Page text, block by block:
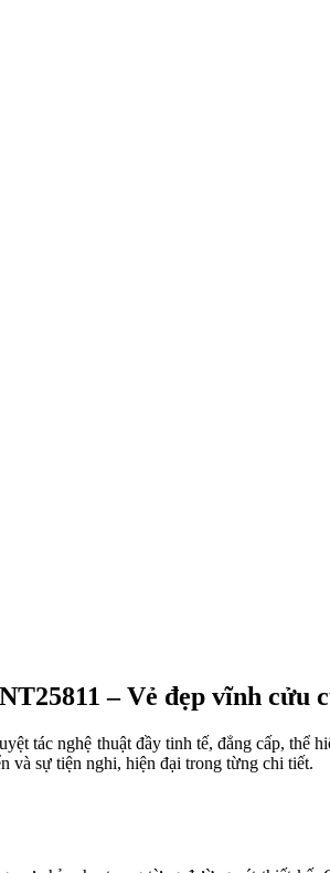
– Vẻ đẹp vĩnh cửu
tác nghệ thuật đầy tinh tế, đẳng cấp, thể
và sự tiện nghi, hiện đại trong từng chi tiết.